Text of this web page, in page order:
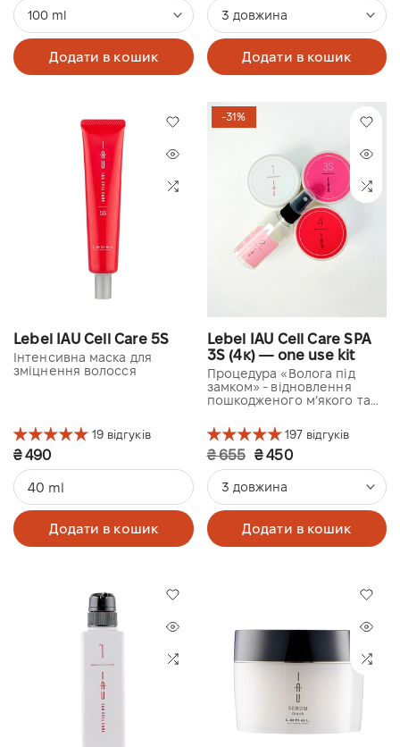
100 ml
Додати в кошик
3 довжина
Додати в кошик
Lebel IAU Cell Care 5S
Інтенсивна маска для
зміцнення волосся
19 відгуків
₴ 490
40 ml
Додати в кошик
-31%
Lebel IAU Cell Care SPA
3S (4к) — one use kit
Процедура «Волога під
замком» - відновлення
пошкодженого м’якого та
197 відгуків
₴ 655 ₴ 450
3 довжина
Додати в кошик